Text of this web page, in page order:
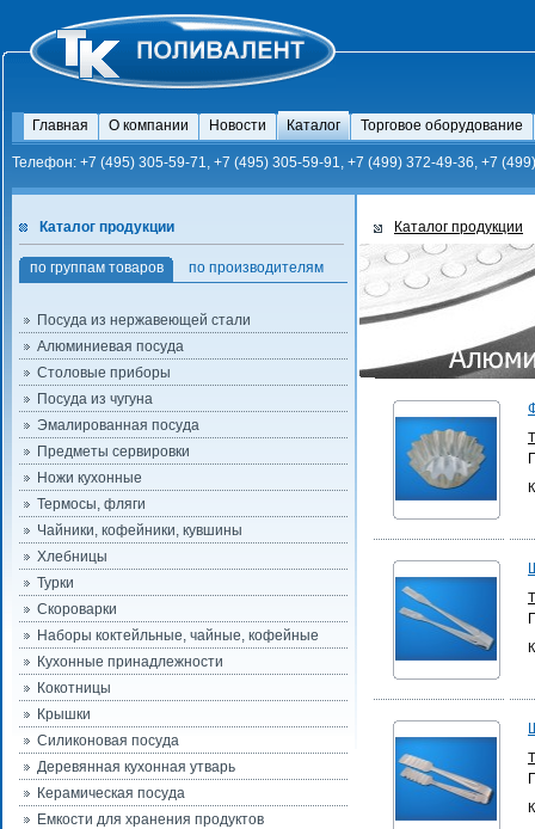
Главная О компании Новости Каталог Торговое оборудование
Телефон: +7 (495) 305-59-71, +7 (495) 305-59-91, +7 (499) 372-49-36, +7
Каталог продукции
по группам товаров по производителям
Посуда из нержавеющей стали
Алюминиевая посуда
Столовые приборы
Посуда из чугуна
Эмалированная посуда
Предметы сервировки
Ножи кухонные
Термосы, фляги
Чайники, кофейники, кувшины
Хлебницы
Турки
Скороварки
Наборы коктейльные, чайные, кофейные
Кухонные принадлежности
Кокотницы
Крышки
Силиконовая посуда
Деревянная кухонная утварь
Керамическая посуда
Емкости для хранения продуктов
Каталог продукции